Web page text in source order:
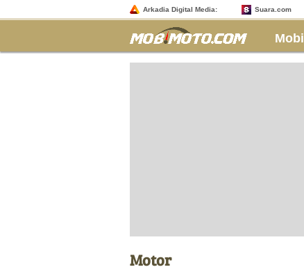
Arkadia Digital Media: Suara.com
Mobil
Motor